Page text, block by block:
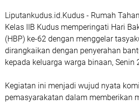
Liputankudus.id.Kudus - Rumah
Kelas IIB Kudus memperingati Hari
(HBP) ke-62 dengan menggelar
dirangkaikan dengan penyerahan
kepada keluarga warga binaan, Senin
Kegiatan ini menjadi wujud nyata
pemasyarakatan dalam memberikan